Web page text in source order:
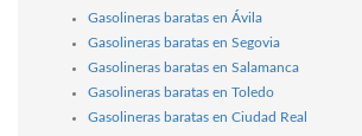
Gasolineras baratas en Ávila
Gasolineras baratas en Segovia
Gasolineras baratas en Salamanca
Gasolineras baratas en Toledo
Gasolineras baratas en Ciudad Real